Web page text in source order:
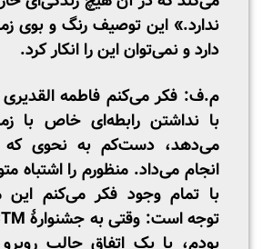
ندارد.» این توصیف رنگ و بوی
دارد و نمی‌توان این را انکار کرد.
م.ف: فکر می‌کنم فاطمه القدیری
با نداشتن رابطه‌ای خاص با
می‌دهد، دست‌کم به نحوی که
انجام می‌داد. منظورم را اشتباه
با تمام وجود فکر می‌کنم این
بودم، با یک اتفاق جالب